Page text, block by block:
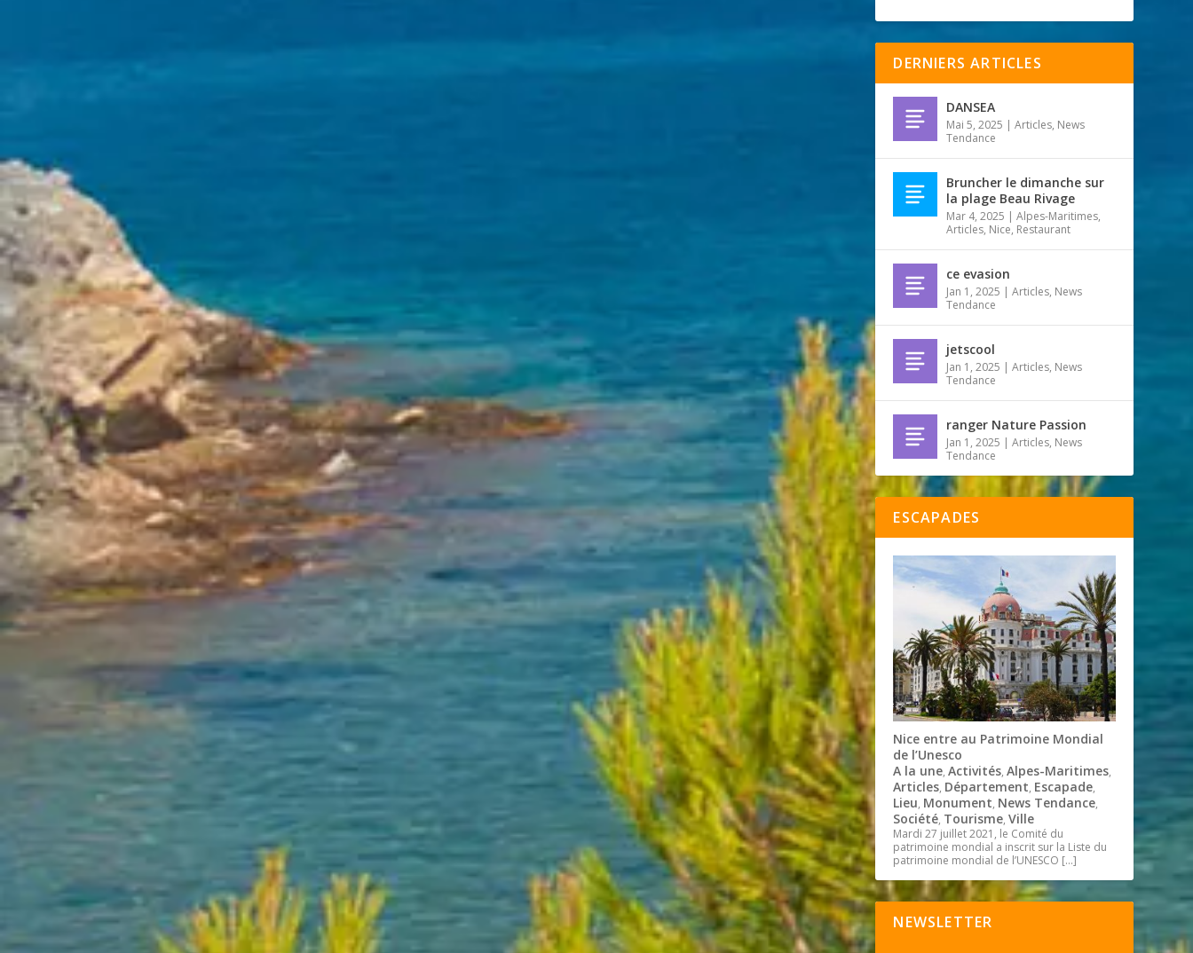
DERNIERS ARTICLES
DANSEA
Mai 5, 2025 |Articles, News
Tendance
Bruncher le dimanche sur
la plage Beau Rivage
Mar 4, 2025 |Alpes-Maritimes,
Articles, Nice, Restaurant
ce evasion
Jan 1, 2025 |Articles, News
Tendance
jetscool
Jan 1, 2025 |Articles, News
Tendance
ranger Nature Passion
Jan 1, 2025 |Articles, News
Tendance
ESCAPADES
Nice entre au Patrimoine Mondial
de l’Unesco
A la une,Activités,Alpes-Maritimes,
Articles, Département, Escapade,
Lieu, Monument, News Tendance,
Société, Tourisme,Ville
Mardi 27 juillet 2021, le Comité du
patrimoine mondial a inscrit sur la Liste du
patrimoine mondial de l’UNESCO […]
NEWSLETTER